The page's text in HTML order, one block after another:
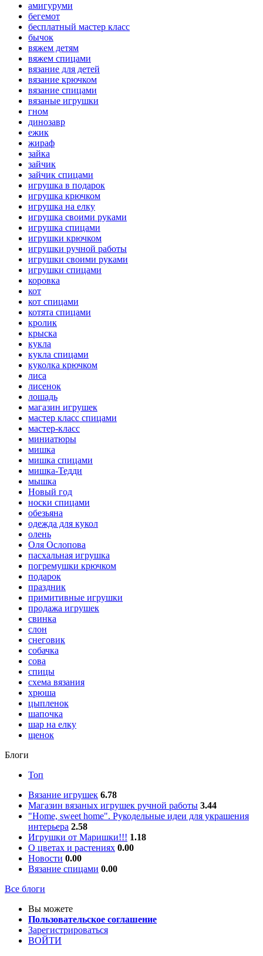
амигуруми
бегемот
бесплатный мастер класс
бычок
вяжем детям
вяжем спицами
вязание для детей
вязание крючком
вязание спицами
вязаные игрушки
гном
динозавр
ежик
жираф
зайка
зайчик
зайчик спицами
игрушка в подарок
игрушка крючком
игрушка на елку
игрушка своими руками
игрушка спицами
игрушки крючком
игрушки ручной работы
игрушки своими руками
игрушки спицами
коровка
кот
кот спицами
котята спицами
кролик
крыска
кукла
кукла спицами
куколка крючком
лиса
лисенок
лошадь
магазин игрушек
мастер класс спицами
мастер-класс
миниатюры
мишка
мишка спицами
мишка-Тедди
мышка
Новый год
носки спицами
обезьяна
одежда для кукол
олень
Оля Ослопова
пасхальная игрушка
погремушки крючком
подарок
праздник
примитивные игрушки
продажа игрушек
свинка
слон
снеговик
собачка
сова
спицы
схема вязания
хрюша
цыпленок
шапочка
шар на елку
щенок
Блоги
Топ
Вязание игрушек 6.78
Магазин вязаных игрушек ручной работы 3.44
"Home, sweet home". Рукодельные идеи для украшения
интерьера 2.58
Игрушки от Маришки!!! 1.18
О цветах и растениях 0.00
Новости 0.00
Вязание спицами 0.00
Все блоги
Вы можете
Пользовательское соглашение
Зарегистрироваться
ВОЙТИ